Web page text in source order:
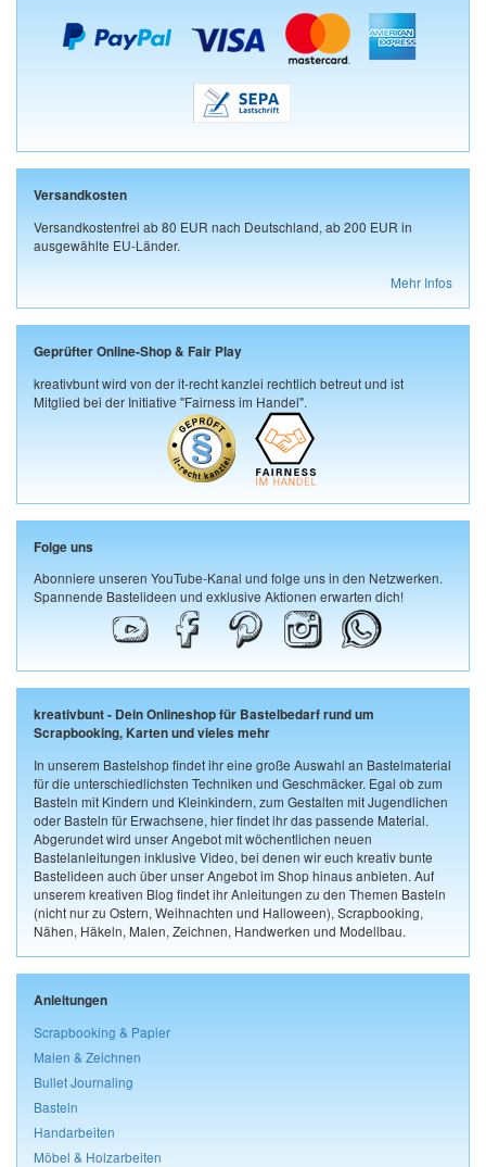
Versandkosten
Versandkostenfrei ab 80 EUR nach Deutschland, ab 200 EUR in
ausgewählte EU-Länder.
Mehr Infos
Geprüfter Online-Shop & Fair Play
kreativbunt wird von der it-recht kanzlei rechtlich betreut und ist
Mitglied bei der Initiative "Fairness im Handel".
Folge uns
Abonniere unseren YouTube-Kanal und folge uns in den Netzwerken.
Spannende Bastelideen und exklusive Aktionen erwarten dich!
kreativbunt - Dein Onlineshop für Bastelbedarf rund um
Scrapbooking, Karten und vieles mehr
In unserem Bastelshop findet ihr eine große Auswahl an Bastelmaterial
für die unterschiedlichsten Techniken und Geschmäcker. Egal ob zum
Basteln mit Kindern und Kleinkindern, zum Gestalten mit Jugendlichen
oder Basteln für Erwachsene, hier findet ihr das passende Material.
Abgerundet wird unser Angebot mit wöchentlichen neuen
Bastelanleitungen inklusive Video, bei denen wir euch kreativ bunte
Bastelideen auch über unser Angebot im Shop hinaus anbieten. Auf
unserem kreativen Blog findet ihr Anleitungen zu den Themen Basteln
(nicht nur zu Ostern, Weihnachten und Halloween), Scrapbooking,
Nähen, Häkeln, Malen, Zeichnen, Handwerken und Modellbau.
Anleitungen
Scrapbooking & Papier
Malen & Zeichnen
Bullet Journaling
Basteln
Handarbeiten
Möbel & Holzarbeiten